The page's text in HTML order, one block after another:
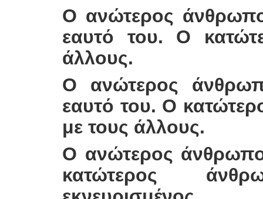
Ο ανώτερος
εαυτό του. Ο
άλλους.
Ο ανώτερος
εαυτό του. Ο
με τους άλλους.
Ο ανώτερος
κατώτερος